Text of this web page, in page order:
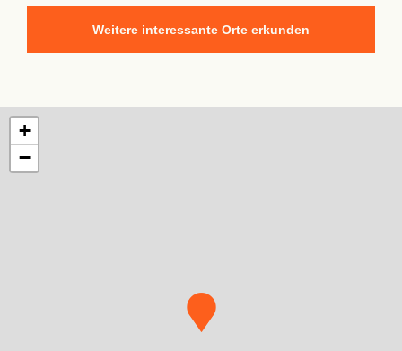
Weitere interessante Orte erkunden
+
−